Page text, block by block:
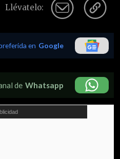
Llévatelo:
en Google
de Whatsapp